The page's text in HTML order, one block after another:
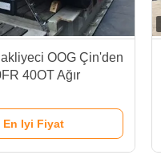
OOG Çin'den
40OT Ağır
En Iyi Fiyat